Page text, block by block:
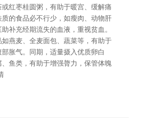
红枣桂圆粥，有助于暖宫、缓解痛
的食品必不行少，如瘦肉、动物肝
补充经期流失的血液，重视贫血。
燕麦、全麦面包、蔬菜等，有助于
胀气。同期，适量摄入优质卵白
、鱼类，有助于增强膂力，保管体魄